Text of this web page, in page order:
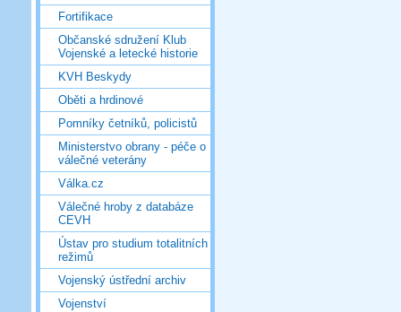
Fortifikace
Občanské sdružení Klub
Vojenské a letecké historie
KVH Beskydy
Oběti a hrdinové
Pomníky četníků, policistů
Ministerstvo obrany - péče o
válečné veterány
Válka.cz
Válečné hroby z databáze
CEVH
Ústav pro studium totalitních
režimů
Vojenský ústřední archiv
Vojenství